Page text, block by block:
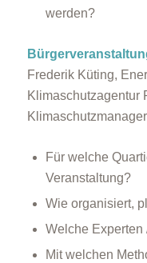
werden?
Frederik Küting,
Klimaschutzagentur
Für welche
Veranstaltung?
Wie organisiert,
Welche Experten
Mit welchen